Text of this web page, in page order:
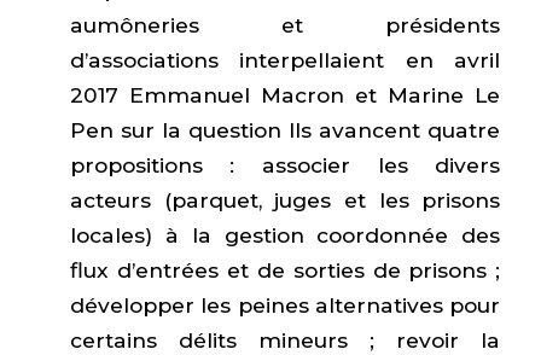
aumôneries et présidents
d’associations interpellaient en avril
2017 Emmanuel Macron et Marine Le
Pen sur la question Ils avancent quatre
propositions : associer les divers
acteurs (parquet, juges et les prisons
locales) à la gestion coordonnée des
flux d’entrées et de sorties de prisons ;
développer les peines alternatives pour
certains délits mineurs ; revoir la